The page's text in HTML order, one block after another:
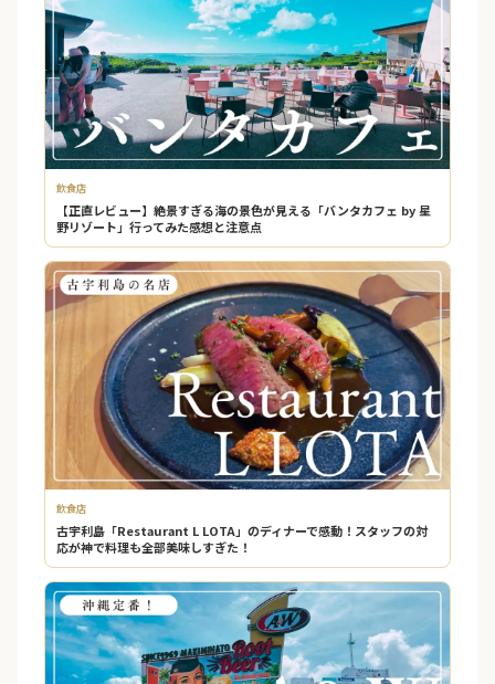
飲食店
【正直レビュー】絶景すぎる海の景色が見える「バンタカフェ by 星
野リゾート」行ってみた感想と注意点
飲食店
古宇利島「Restaurant L LOTA」のディナーで感動！スタッフの対
応が神で料理も全部美味しすぎた！